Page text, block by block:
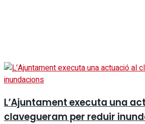
L’Ajuntament executa una
clavegueram per reduir